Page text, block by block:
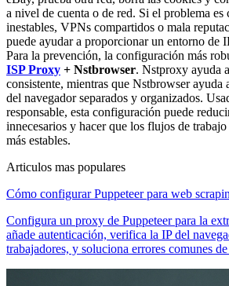
a nivel de cuenta o de red. Si el problema es
inestables, VPNs compartidos o mala
puede ayudar a proporcionar un entorno de
Para la prevención, la configuración más
ISP Proxy + Nstbrowser. Nstproxy ayuda
consistente, mientras que Nstbrowser ayuda
del navegador separados y organizados.
responsable, esta configuración puede
innecesarios y hacer que los flujos de
más estables.
Articulos mas populares
Cómo configurar Puppeteer para web
Configura un proxy de Puppeteer para la
añade autenticación, verifica la IP del
trabajadores, y soluciona errores comunes